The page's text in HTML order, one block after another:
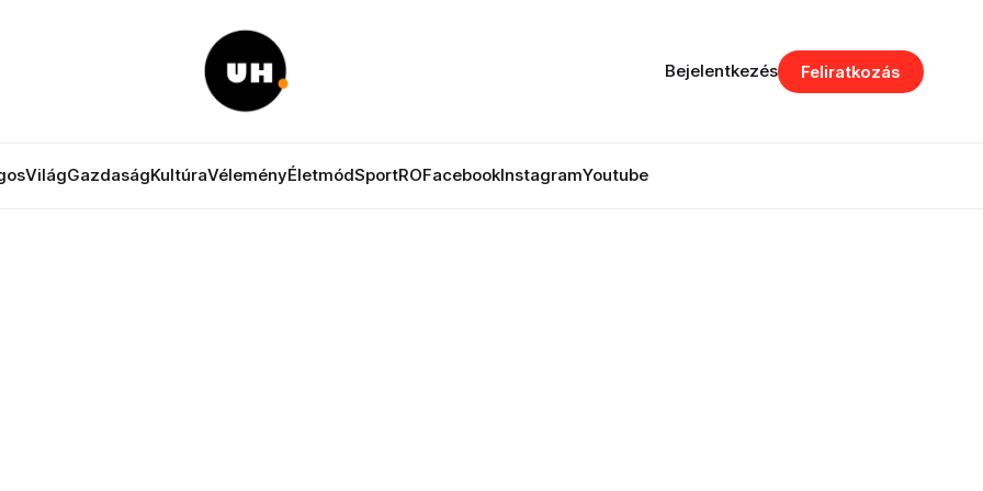
VilágGazdaságKultúraVéleményÉletmódSportROFacebookInstagramYoutube
Bejelentkezés Feliratkozás